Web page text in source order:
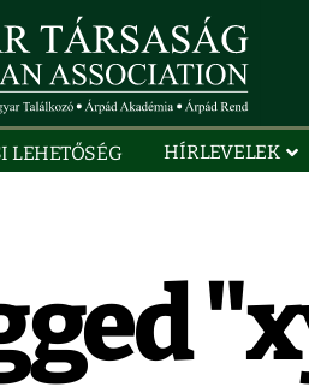
LEHETŐSÉG HÍRLEVELEK